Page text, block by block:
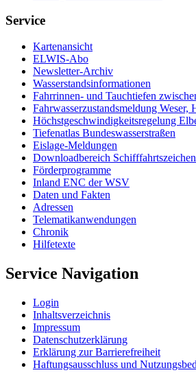
Service
Kar­ten­an­sicht
EL­WIS-​Abo
Newslet­ter-​Ar­chiv
Was­ser­stands­in­for­ma­tio­nen
Fahr­rin­nen-​ und Tauch­tie­fen
Fahr­was­ser­zu­stands­mel­dung We­ser,
Höchst­ge­schwin­dig­keits­re­ge­lung
Tie­fe­n­at­las Bun­des­was­ser­stra­ßen
Eis­la­ge-​Mel­dun­gen
Dow­n­load­be­reich
För­der­pro­gram­me
In­land ENC der WSV
Da­ten und Fak­ten
Adres­sen
Te­le­ma­ti­kan­wen­dun­gen
Chro­nik
Hil­fe­tex­te
Service Navigation
Log­in
In­halts­ver­zeich­nis
Im­pres­s­um
Da­ten­schut­z­er­klä­rung
Er­klä­rung zur Bar­rie­re­frei­heit
Haf­tungs­aus­schluss und